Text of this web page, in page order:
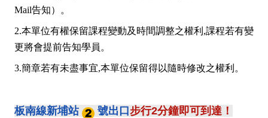
Mail告知）。
2.本單位有權保留課程變動及時間調整之權利,課程若有變
更將會提前告知學員。
3.簡章若有未盡事宜,本單位保留得以隨時修改之權利。
板南線新埔站 號出口 步行2分鐘即可到達！